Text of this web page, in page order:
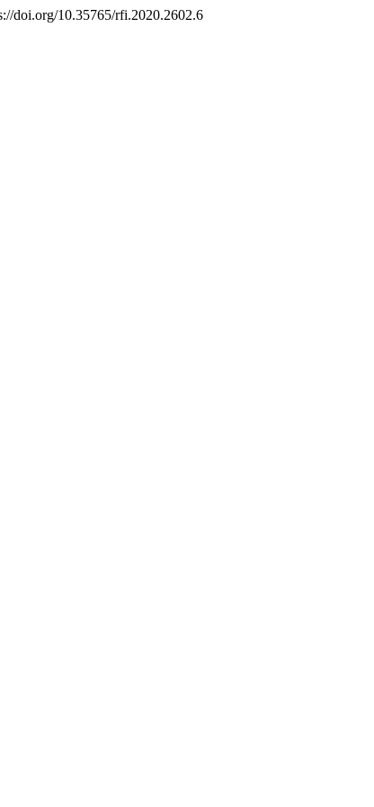
doi.org/10.35765/rfi.2020.2602.6